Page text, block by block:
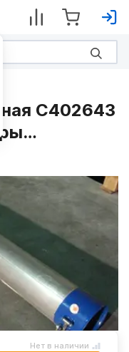
C402643
Нет в наличии